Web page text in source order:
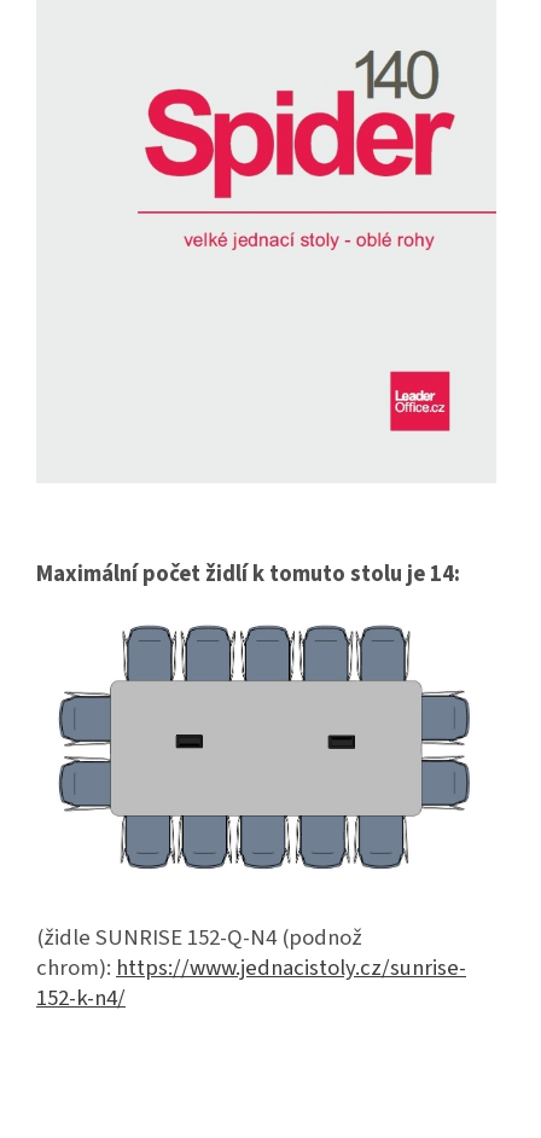
Maximální počet židlí k tomuto stolu je 14:
(židleSUNRISE 152-Q-N4 (podnož
chrom): https://www.jednacistoly.cz/sunrise-
152-k-n4/